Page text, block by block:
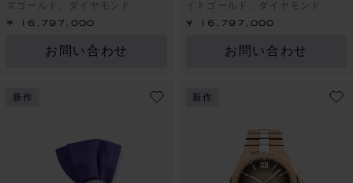
ズゴールド、ダイヤモンド
¥ 16,797,000
お問い合わせ
イトゴールド、ダイヤモンド
¥ 16,797,000
お問い合わせ
新作 新作